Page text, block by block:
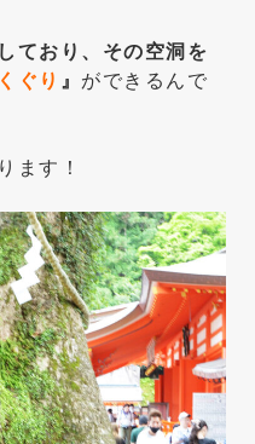
ており、その空洞を
ぐり 』 ができるんで
ます！